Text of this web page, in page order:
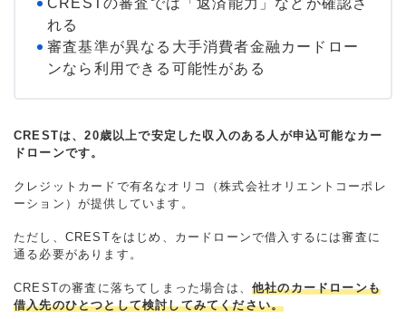
CRESTの審査では「返済能力」などが確認さ
れる
審査基準が異なる大手消費者金融カードロー
ンなら利用できる可能性がある
CRESTは、20歳以上で安定した収入のある人が申込可能なカー
ドローンです。
クレジットカードで有名なオリコ（株式会社オリエントコーポレ
ーション）が提供しています。
ただし、CRESTをはじめ、カードローンで借入するには審査に
通る必要があります。
CRESTの審査に落ちてしまった場合は、 他社のカードローンも
借入先のひとつとして検討してみてください。